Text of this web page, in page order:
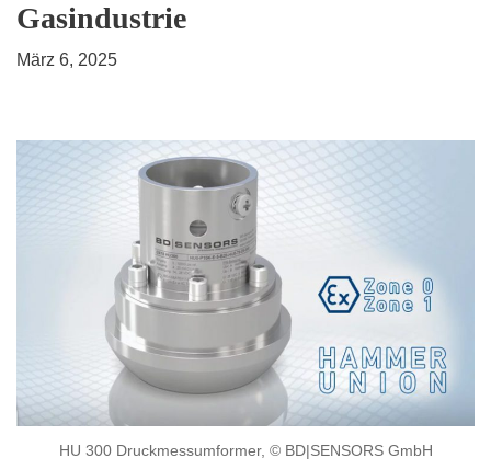
Gasindustrie
März 6, 2025
HU 300 Druckmessumformer, © BD|SENSORS GmbH